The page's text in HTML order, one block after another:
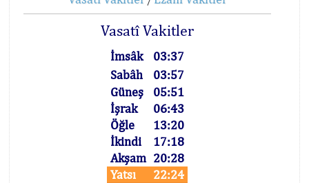
Vasatî Vakitler
İmsâk
03:37
Sabâh
03:57
Güneş
05:51
İşrak
06:43
Öğle
13:20
İkindi
17:18
Akşam 20:28
Yatsı
22:24